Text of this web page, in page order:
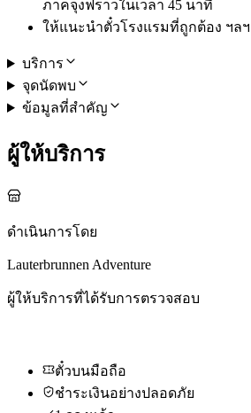
ภาคจุงฟราวในเวลา 45 นาที
ให้แนะนำตั๋วโรงแรมที่ถูกต้อง ฯลฯ
บริการ
จุดนัดพบ
ข้อมูลที่สำคัญ
ผู้ให้บริการ
ดำเนินการโดย
Lauterbrunnen Adventure
ผู้ให้บริการที่ได้รับการตรวจสอบ
ตั๋วบนมือถือ
ชำระเงินอย่างปลอดภัย